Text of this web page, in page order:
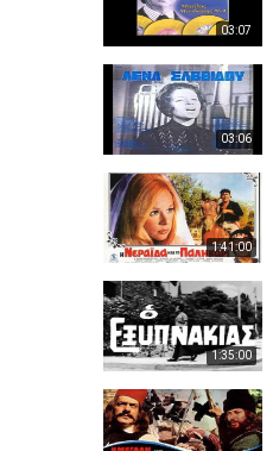
03:07
03:06
1:41:00
1:35:00